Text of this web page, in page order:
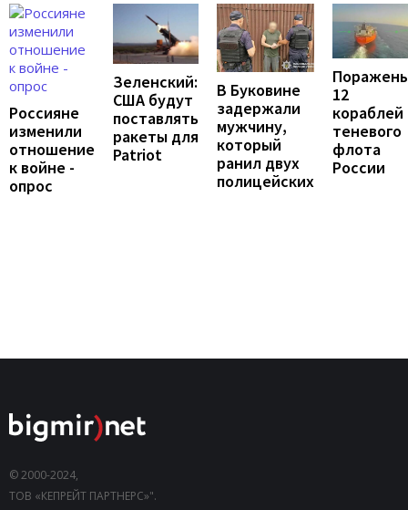
Россияне
изменили
отношение
к войне -
опрос
Зеленский:
США будут
поставлять
ракеты для
Patriot
В Буковине
задержали
мужчину,
который
ранил двух
полицейских
12
кораблей
теневого
флота
России
© 2000-2024,
ТОВ «КЕПРЕЙТ ПАРТНЕРС»".